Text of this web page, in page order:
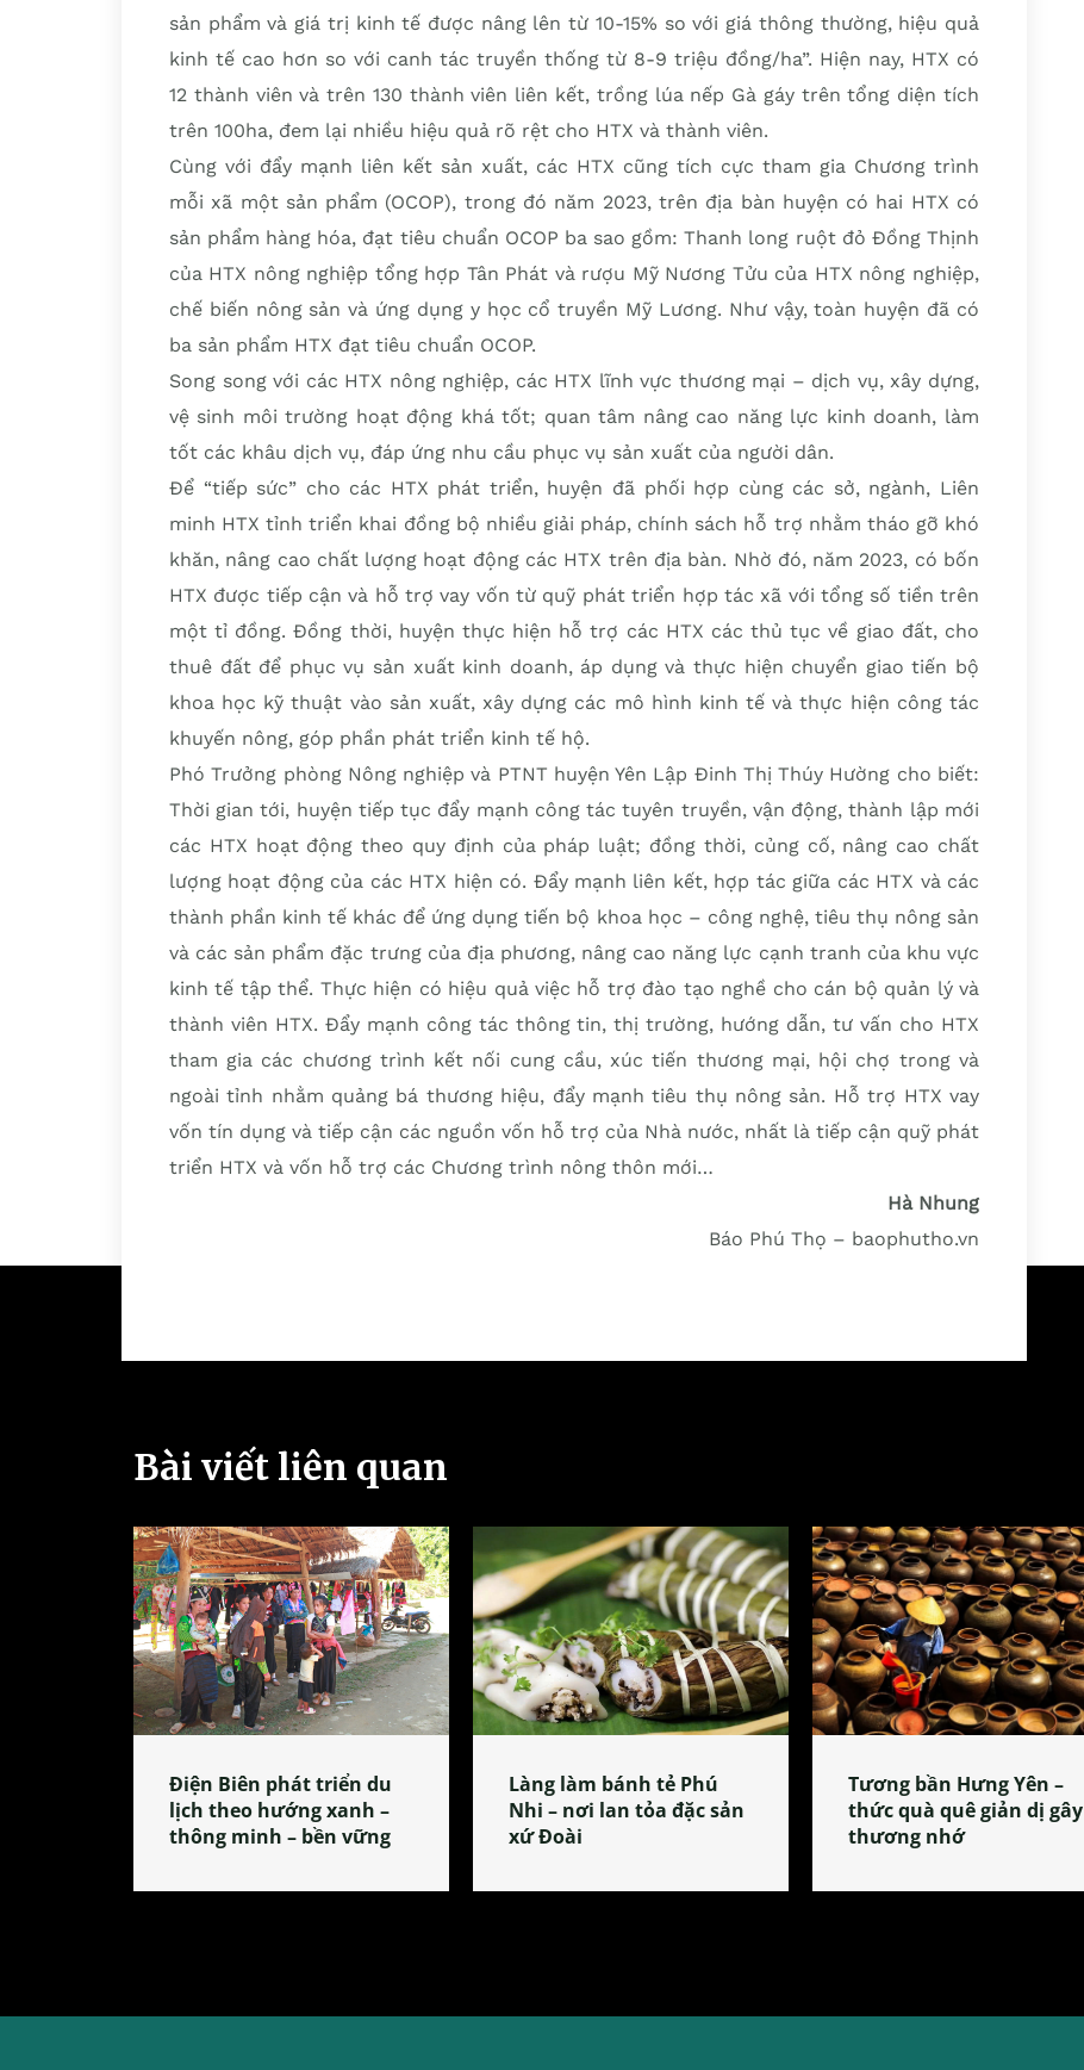
sản phẩm và giá trị kinh tế được nâng lên từ 10-15% so với giá thông thường, hiệu quả
kinh tế cao hơn so với canh tác truyền thống từ 8-9 triệu đồng/ha”. Hiện nay, HTX có
12 thành viên và trên 130 thành viên liên kết, trồng lúa nếp Gà gáy trên tổng diện tích
trên 100ha, đem lại nhiều hiệu quả rõ rệt cho HTX và thành viên.
Cùng với đẩy mạnh liên kết sản xuất, các HTX cũng tích cực tham gia Chương trình
mỗi xã một sản phẩm (OCOP), trong đó năm 2023, trên địa bàn huyện có hai HTX có
sản phẩm hàng hóa, đạt tiêu chuẩn OCOP ba sao gồm: Thanh long ruột đỏ Đồng Thịnh
của HTX nông nghiệp tổng hợp Tân Phát và rượu Mỹ Nương Tửu của HTX nông nghiệp,
chế biến nông sản và ứng dụng y học cổ truyền Mỹ Lương. Như vậy, toàn huyện đã có
ba sản phẩm HTX đạt tiêu chuẩn OCOP.
Song song với các HTX nông nghiệp, các HTX lĩnh vực thương mại – dịch vụ, xây dựng,
vệ sinh môi trường hoạt động khá tốt; quan tâm nâng cao năng lực kinh doanh, làm
tốt các khâu dịch vụ, đáp ứng nhu cầu phục vụ sản xuất của người dân.
Để “tiếp sức” cho các HTX phát triển, huyện đã phối hợp cùng các sở, ngành, Liên
minh HTX tỉnh triển khai đồng bộ nhiều giải pháp, chính sách hỗ trợ nhằm tháo gỡ khó
khăn, nâng cao chất lượng hoạt động các HTX trên địa bàn. Nhờ đó, năm 2023, có bốn
HTX được tiếp cận và hỗ trợ vay vốn từ quỹ phát triển hợp tác xã với tổng số tiền trên
một tỉ đồng. Đồng thời, huyện thực hiện hỗ trợ các HTX các thủ tục về giao đất, cho
thuê đất để phục vụ sản xuất kinh doanh, áp dụng và thực hiện chuyển giao tiến bộ
khoa học kỹ thuật vào sản xuất, xây dựng các mô hình kinh tế và thực hiện công tác
khuyến nông, góp phần phát triển kinh tế hộ.
Phó Trưởng phòng Nông nghiệp và PTNT huyện Yên Lập Đinh Thị Thúy Hường cho biết:
Thời gian tới, huyện tiếp tục đẩy mạnh công tác tuyên truyền, vận động, thành lập mới
các HTX hoạt động theo quy định của pháp luật; đồng thời, củng cố, nâng cao chất
lượng hoạt động của các HTX hiện có. Đẩy mạnh liên kết, hợp tác giữa các HTX và các
thành phần kinh tế khác để ứng dụng tiến bộ khoa học – công nghệ, tiêu thụ nông sản
và các sản phẩm đặc trưng của địa phương, nâng cao năng lực cạnh tranh của khu vực
kinh tế tập thể. Thực hiện có hiệu quả việc hỗ trợ đào tạo nghề cho cán bộ quản lý và
thành viên HTX. Đẩy mạnh công tác thông tin, thị trường, hướng dẫn, tư vấn cho HTX
tham gia các chương trình kết nối cung cầu, xúc tiến thương mại, hội chợ trong và
ngoài tỉnh nhằm quảng bá thương hiệu, đẩy mạnh tiêu thụ nông sản. Hỗ trợ HTX vay
vốn tín dụng và tiếp cận các nguồn vốn hỗ trợ của Nhà nước, nhất là tiếp cận quỹ phát
triển HTX và vốn hỗ trợ các Chương trình nông thôn mới…
Hà Nhung
Báo Phú Thọ – baophutho.vn
Bài viết liên quan
Điện Biên phát triển du
lịch theo hướng xanh –
thông minh – bền vững
Làng làm bánh tẻ Phú
Nhi – nơi lan tỏa đặc sản
xứ Đoài
Tương bần Hưng Yên –
thức quà quê giản dị gây
thương nhớ